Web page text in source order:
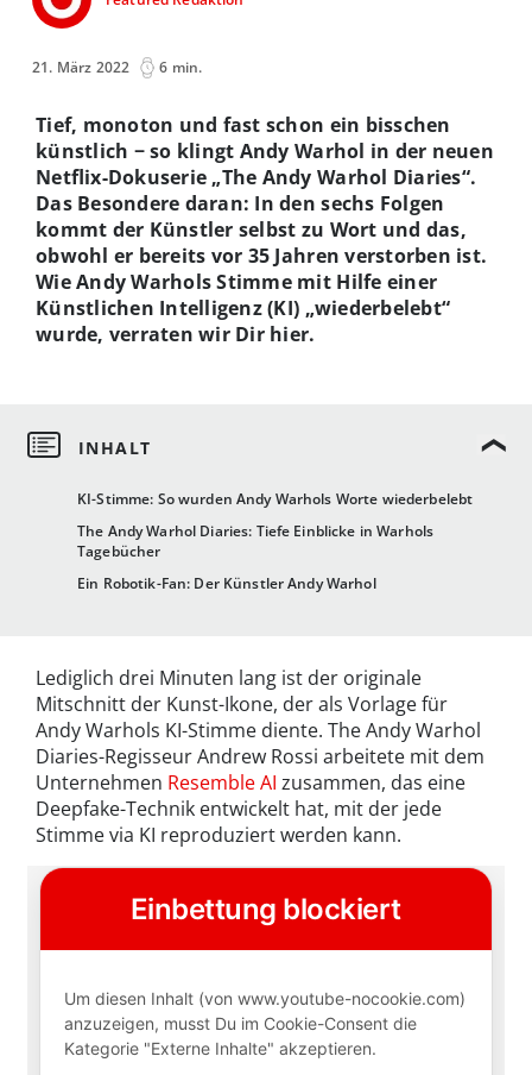
21. März 2022 6 min.
KI-Stimme: So wurden Andy Warhols Worte wiederbelebt
The Andy Warhol Diaries: Tiefe Einblicke in Warhols
Tagebücher
Ein Robotik-Fan: Der Künstler Andy Warhol
Tief, monoton und fast schon ein bisschen
künstlich − so klingt Andy Warhol in der neuen
Netflix-Dokuserie „The Andy Warhol Diaries“.
Das Besondere daran: In den sechs Folgen
kommt der Künstler selbst zu Wort und das,
obwohl er bereits vor 35 Jahren verstorben ist.
Wie Andy Warhols Stimme mit Hilfe einer
Künstlichen Intelligenz (KI) „wiederbelebt“
wurde, verraten wir Dir hier.
Lediglich drei Minuten lang ist der originale
Mitschnitt der Kunst-Ikone, der als Vorlage für
Andy Warhols KI-Stimme diente. The Andy Warhol
Diaries-Regisseur Andrew Rossi arbeitete mit dem
Unternehmen Resemble AI zusammen, das eine
Deepfake-Technik entwickelt hat, mit der jede
Stimme via KI reproduziert werden kann.